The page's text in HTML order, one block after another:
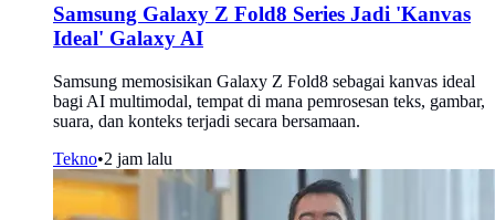
Samsung Galaxy Z Fold8 Series Jadi 'Kanvas
Ideal' Galaxy AI
Samsung memosisikan Galaxy Z Fold8 sebagai kanvas ideal
bagi AI multimodal, tempat di mana pemrosesan teks, gambar,
suara, dan konteks terjadi secara bersamaan.
Tekno•2 jam lalu